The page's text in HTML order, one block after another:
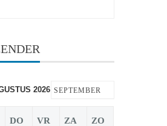
2026 SEPTEMBER
DO VR ZA ZO